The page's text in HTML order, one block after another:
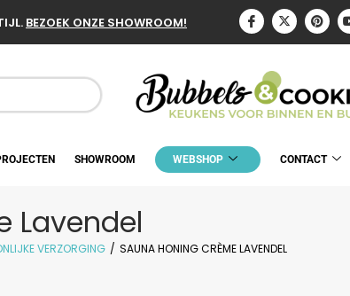
BEZOEK ONZE SHOWROOM!
SHOWROOM WEBSHOP CONTACT
Lavendel
VERZORGING / SAUNA HONING CRÈME LAVENDEL